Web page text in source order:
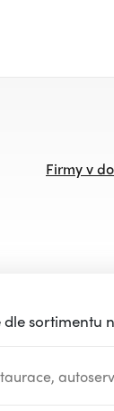
Firmy v
dle sortimentu